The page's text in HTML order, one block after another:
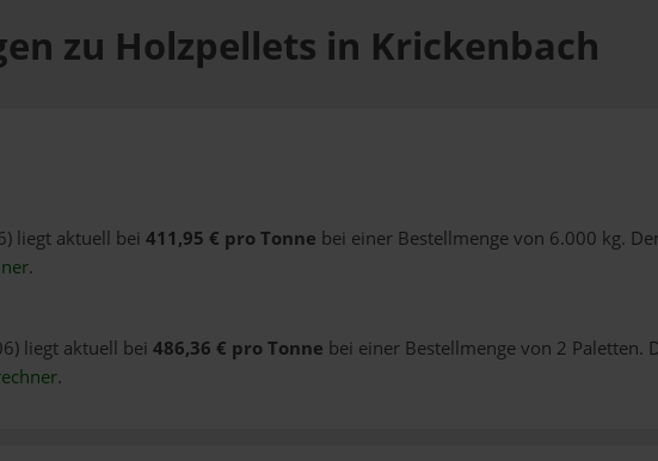
zu Holzpellets in Krickenbach
liegt aktuell bei 411,95 € pro Tonne bei einer Bestellmenge von 6.000 kg.
.
liegt aktuell bei 486,36 € pro Tonne bei einer Bestellmenge von 2 Paletten.
.